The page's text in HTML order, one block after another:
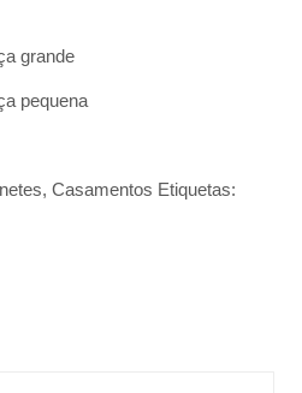
grande
pequena
, Casamentos Etiquetas: